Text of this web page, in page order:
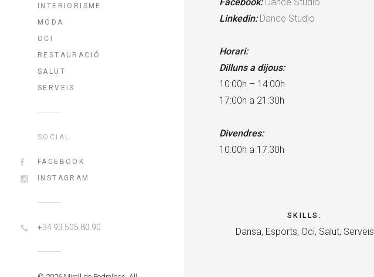
INTERIORISME
MODA
OCI
RESTAURACIÓ
SALUT
SERVEIS
SOCIAL
FACEBOOK
INSTAGRAM
+34 93.505.80.90
Linkedin: Dance Studio
Horari:
Dilluns a dijous:
10:00h – 14:00h
17:00h a 21:30h
Divendres:
10:00h a 17:30h
SKILLS :
Dansa, Esports, Oci, Salut, Serveis